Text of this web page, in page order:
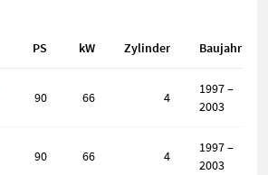
PS kW Zylinder Baujahr
90 66 4
1997 –
2003
90 66 4
1997 –
2003